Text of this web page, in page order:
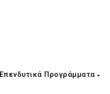
Επενδυτικά Προγράμματα